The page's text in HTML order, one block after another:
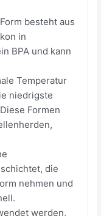
besteht aus
in
BPA und kann
Temperatur
niedrigste
Formen
die
nehmen und
werden,